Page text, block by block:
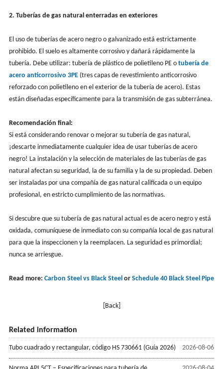
2. Tuberías de gas natural enterradas en exteriores
El uso de tuberías de acero negro o galvanizado está estrictamente
prohibido. El suelo es altamente corrosivo y dañará rápidamente la
tubería. Debe utilizar: tubería de plástico de polietileno PE o tubería de
acero anticorrosivo 3PE(tres capas de revestimiento anticorrosivo
reforzado con polietileno en el exterior de la tubería de acero). Estas
están diseñadas específicamente para la transmisión de gas subterránea.
Recomendación final:
Si está considerando renovar o mejorar su tubería de gas natural,
¡descarte inmediatamente cualquier idea de usar tuberías de acero
negro! La instalación y la selección de materiales de las tuberías de gas
natural afectan su seguridad, la de su familia y la de su propiedad. Deben
ser instaladas por una compañía de gas natural calificada o un equipo
profesional, en estricto cumplimiento de las normativas.
Si descubre que su tubería de gas natural actual es de acero negro y está
oxidada, comuníquese de inmediato con su compañía local de gas natural
para que la inspeccionen y la reemplacen. La seguridad es primordial;
nunca se arriesgue.
Read more: Carbon Steel vs Black Steel or Schedule 40 Black Steel Pipe
[Back]
Related information
2026-08-06
Tubo cuadrado y rectangular, código HS 730661 (Guía 2026)